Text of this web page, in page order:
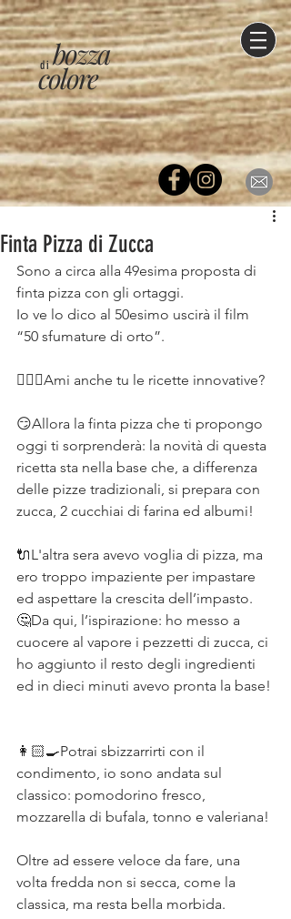
di
colore
bozza
Finta Pizza di Zucca
Sono a circa alla 49esima proposta di
finta pizza con gli ortaggi.⠀
Io ve lo dico al 50esimo uscirà il film
“50 sfumature di orto”.⠀
💁🏻‍♀️Ami anche tu le ricette innovative?
😏Allora la finta pizza che ti propongo
oggi ti sorprenderà: la novità di questa
ricetta sta nella base che, a differenza
delle pizze tradizionali, si prepara con
zucca, 2 cucchiai di farina ed albumi!⠀
🔌L'altra sera avevo voglia di pizza, ma
ero troppo impaziente per impastare
ed aspettare la crescita dell’impasto. ⠀
🤔Da qui, l’ispirazione: ho messo a
cuocere al vapore i pezzetti di zucca, ci
ho aggiunto il resto degli ingredienti
ed in dieci minuti avevo pronta la base!
👩🏻‍🍳Potrai sbizzarrirti con il
condimento, io sono andata sul
classico: pomodorino fresco,
mozzarella di bufala, tonno e valeriana!
Oltre ad essere veloce da fare, una
volta fredda non si secca, come la
classica, ma resta bella morbida.⠀